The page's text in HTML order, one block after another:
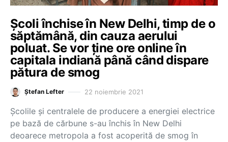
Școli închise în New Delhi, timp de o
săptămână, din cauza aerului
poluat. Se vor ține ore online în
capitala indiană până când dispare
pătura de smog
Ștefan Lefter 22 noiembrie 2021
Școlile și centralele de producere a energiei electrice
pe bază de cărbune s-au închis în New Delhi
deoarece metropola a fost acoperită de smog în